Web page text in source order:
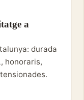
a
durada
honoraris,